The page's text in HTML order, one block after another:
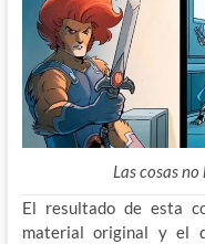
Las cosas
El resultado de esta
material original y el